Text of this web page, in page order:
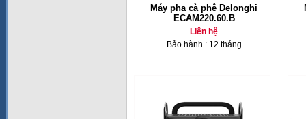
Máy pha cà phê Delonghi
ECAM220.60.B
Liên hệ
Bảo hành : 12 tháng